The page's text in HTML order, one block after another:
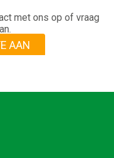
met ons op of vraag
AAN